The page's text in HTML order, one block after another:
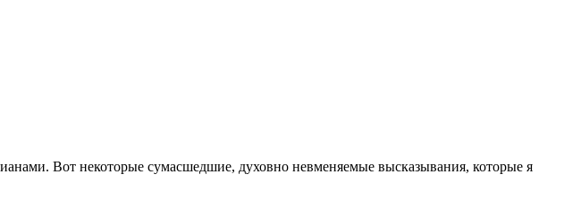
Вот некоторые сумасшедшие, духовно невменяемые высказывания, которые я